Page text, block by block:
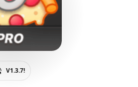
TelegramFacebookWhatsApp
V1.3.7!